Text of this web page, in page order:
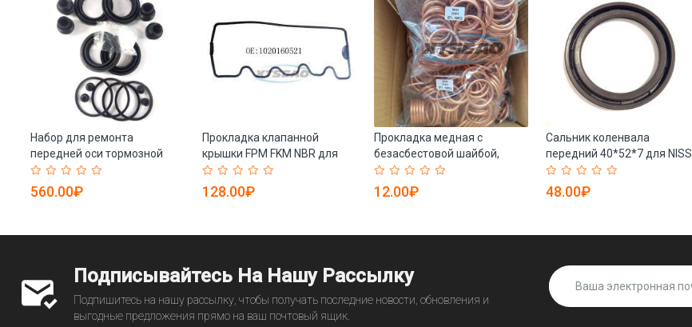
Набор для ремонта
передней оси тормозной
системы ISUZU (арт. 25-
19085752)
560.00₽
Прокладка клапанной
крышки FPM FKM NBR для
BEN-Z (арт. 25-19085487)
128.00₽
Прокладка медная с
безасбестовой шайбой,
высокое качество (арт. 25-
19085651)
12.00₽
Сальник коленвала
передний 40*52*7 для
(арт. 25-19085613)
48.00₽
Подписывайтесь На Нашу Рассылку
Подпишитесь на нашу рассылку, чтобы получать последние новости, обновления и
выгодные предложения прямо на ваш почтовый ящик.